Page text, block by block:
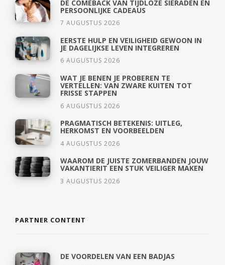
DE COMEBACK VAN TIJDLOZE SIERADEN EN
PERSOONLIJKE CADEAUS
7 AUGUSTUS 2026
EERSTE HULP EN VEILIGHEID GEWOON IN
JE DAGELIJKSE LEVEN INTEGREREN
6 AUGUSTUS 2026
WAT JE BENEN JE PROBEREN TE
VERTELLEN: VAN ZWARE KUITEN TOT
FRISSE STAPPEN
6 AUGUSTUS 2026
PRAGMATISCH BETEKENIS: UITLEG,
HERKOMST EN VOORBEELDEN
4 AUGUSTUS 2026
WAAROM DE JUISTE ZOMERBANDEN JOUW
VAKANTIERIT EEN STUK VEILIGER MAKEN
3 AUGUSTUS 2026
PARTNER CONTENT
DE VOORDELEN VAN EEN BADJAS